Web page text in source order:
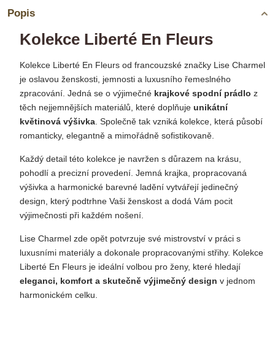
Popis
Kolekce Liberté En Fleurs
Kolekce Liberté En Fleurs od francouzské značky Lise Charmel
je oslavou ženskosti, jemnosti a luxusního řemeslného
zpracování. Jedná se o výjimečné krajkové spodní prádlo z
těch nejjemnějších materiálů, které doplňuje unikátní
květinová výšivka. Společně tak vzniká kolekce, která působí
romanticky, elegantně a mimořádně sofistikovaně.
Každý detail této kolekce je navržen s důrazem na krásu,
pohodlí a precizní provedení. Jemná krajka, propracovaná
výšivka a harmonické barevné ladění vytvářejí jedinečný
design, který podtrhne Vaši ženskost a dodá Vám pocit
výjimečnosti při každém nošení.
Lise Charmel zde opět potvrzuje své mistrovství v práci s
luxusními materiály a dokonale propracovanými střihy. Kolekce
Liberté En Fleurs je ideální volbou pro ženy, které hledají
eleganci, komfort a skutečně výjimečný design v jednom
harmonickém celku.